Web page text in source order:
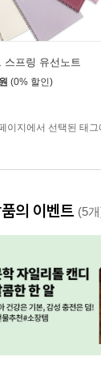
스프링 유선노트
원 (0% 할인)
이지에서 선택된 태
의 이벤트 (5